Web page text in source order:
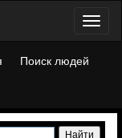
Поиск людей